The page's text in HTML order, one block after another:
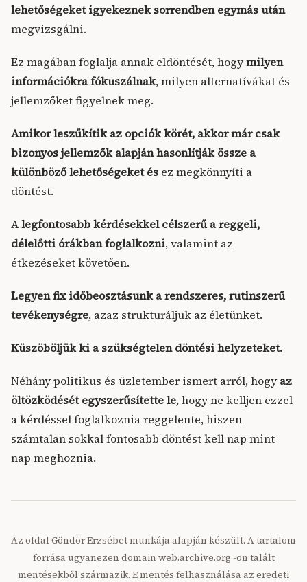
lehetőségeket igyekeznek sorrendben egymás után
megvizsgálni.
Ez magában foglalja annak eldöntését, hogymilyen
információkra fókuszálnak, milyen alternatívákat és
jellemzőket figyelnek meg.
Amikor leszűkítik az opciók körét, akkor már csak
bizonyos jellemzők alapján hasonlítják össze a
különböző lehetőségeket és ez megkönnyíti a
döntést.
Alegfontosabb kérdésekkel célszerű a reggeli,
délelőtti órákban foglalkozni, valamint az
étkezéseket követően.
Legyen fix időbeosztásunk a rendszeres, rutinszerű
tevékenységre, azaz strukturáljuk az életünket.
Küszöböljük ki a szükségtelen döntési helyzeteket.
Néhány politikus és üzletember ismert arról, hogyaz
öltözködését egyszerűsítette le, hogy ne kelljen ezzel
a kérdéssel foglalkoznia reggelente, hiszen
számtalan sokkal fontosabb döntést kell nap mint
nap meghoznia.
Az oldal Göndör Erzsébet munkája alapján készült. A tartalom
forrása ugyanezen domain web.archive.org -on talált
mentésekből származik. E mentés felhasználása az eredeti